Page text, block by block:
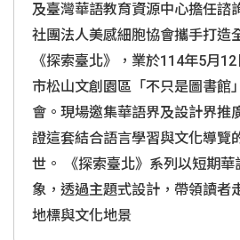
及臺灣華語教育資源中心擔任諮
社團法人美感細胞協會攜手打造
《探索臺北》，業於114年5月
市松山文創園區「不只是圖書館
會。現場邀集華語界及設計界推
證這套結合語言學習與文化導覽
世。 《探索臺北》系列以短期
象，透過主題式設計，帶領讀者
地標與文化地景